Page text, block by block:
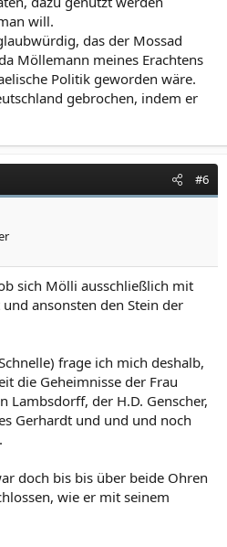
will.
das der Mossad
Möllemann meines Erachtens
Politik geworden wäre.
gebrochen, indem er
#6
sich Mölli ausschließlich mit
ansonsten den Stein der
frage ich mich deshalb,
die Geheimnisse der Frau
Lambsdorff, der H.D. Genscher,
Gerhardt und und und noch
doch bis bis über beide Ohren
wie er mit seinem